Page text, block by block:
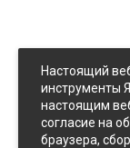
Джинс
Настоящий
инструменты
настоящим
согласие на
браузера,